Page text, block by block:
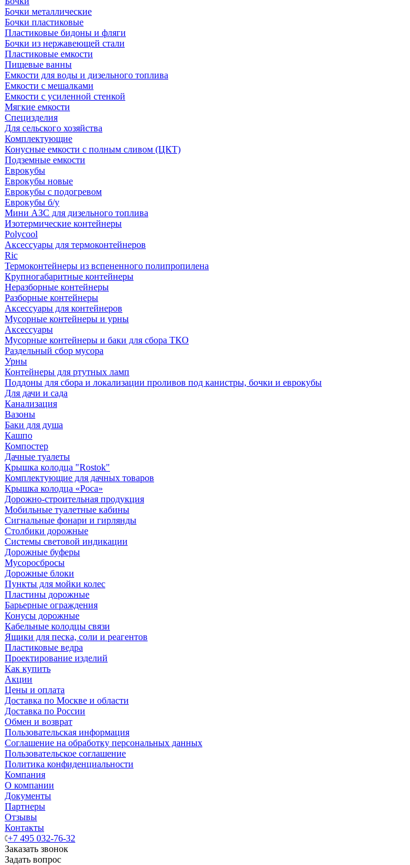
Бочки металлические
Бочки пластиковые
Пластиковые бидоны и фляги
Бочки из нержавеющей стали
Пластиковые емкости
Пищевые ванны
Емкости для воды и дизельного топлива
Емкости с мешалками
Емкости с усиленной стенкой
Мягкие емкости
Специзделия
Для сельского хозяйства
Комплектующие
Конусные емкости с полным сливом (ЦКТ)
Подземные емкости
Еврокубы
Еврокубы новые
Еврокубы с подогревом
Еврокубы б/у
Мини АЗС для дизельного топлива
Изотермические контейнеры
Polycool
Аксессуары для термоконтейнеров
Ric
Термоконтейнеры из вспененного полипропилена
Крупногабаритные контейнеры
Неразборные контейнеры
Разборные контейнеры
Аксессуары для контейнеров
Мусорные контейнеры и урны
Аксессуары
Мусорные контейнеры и баки для сбора ТКО
Раздельный сбор мусора
Урны
Контейнеры для ртутных ламп
Поддоны для сбора и локализации проливов под канистры, бочки и еврокубы
Для дачи и сада
Канализация
Вазоны
Баки для душа
Кашпо
Компостер
Дачные туалеты
Крышка колодца "Rostok"
Комплектующие для дачных товаров
Крышка колодца «Роса»
Дорожно-строительная продукция
Мобильные туалетные кабины
Сигнальные фонари и гирлянды
Столбики дорожные
Системы световой индикации
Дорожные буферы
Мусоросбросы
Дорожные блоки
Пункты для мойки колес
Пластины дорожные
Барьерные ограждения
Конусы дорожные
Кабельные колодцы связи
Ящики для песка, соли и реагентов
Пластиковые ведра
Проектирование изделий
Как купить
Акции
Цены и оплата
Доставка по Москве и области
Доставка по России
Обмен и возврат
Пользовательская информация
Соглашение на обработку персональных данных
Пользовательское соглашение
Политика конфиденциальности
Компания
О компании
Документы
Партнеры
Отзывы
Контакты
+7 495 032-76-32
Заказать звонок
Задать вопрос